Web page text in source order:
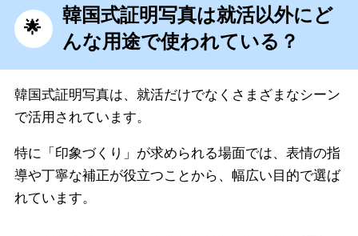
韓国式証明写真は就活以外にど
んな用途で使われている？
韓国式証明写真は、就活だけでなくさまざまなシーン
で活用されています。
特に「印象づくり」が求められる場面では、表情の指
導や丁寧な補正が役立つことから、幅広い目的で選ば
れています。